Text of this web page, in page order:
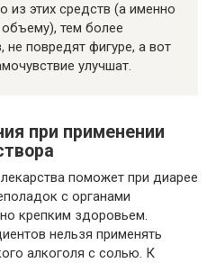
этих средств (а именно
тем более
не повредят фигуре, а вот
улучшат.
при применении
поможет при диарее
с органами
крепким здоровьем.
нельзя применять
алкоголя с солью. К